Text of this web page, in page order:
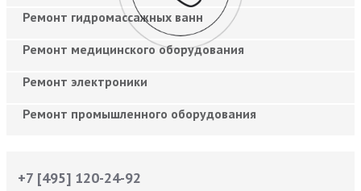
Ремонт гидромассажных ванн
Ремонт медицинского оборудования
Ремонт электроники
Ремонт промышленного оборудования
+7 [495] 120-24-92